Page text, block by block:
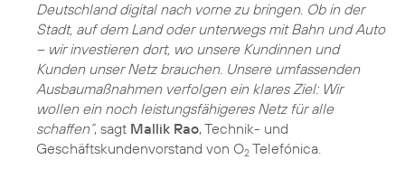
Deutschland digital nach vorne zu bringen. Ob in der
Stadt, auf dem Land oder unterwegs mit Bahn und Auto
– wir investieren dort, wo unsere Kundinnen und
Kunden unser Netz brauchen. Unsere umfassenden
Ausbaumaßnahmen verfolgen ein klares Ziel: Wir
wollen ein noch leistungsfähigeres Netz für alle
schaffen“, sagt Mallik Rao, Technik- und
Geschäftskundenvorstand von O2 Telefónica.